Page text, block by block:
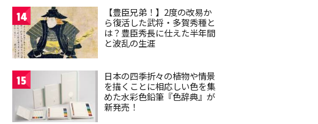
14
【豊臣兄弟！】2度の改易か
ら復活した武将・多賀秀種と
は？豊臣秀長に仕えた半年間
と波乱の生涯
15
日本の四季折々の植物や情景
を描くことに相応しい色を集
めた水彩色鉛筆『色辞典』が
新発売！